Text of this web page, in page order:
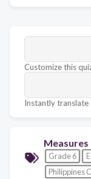
Customize this
Instantly translate
Grade 6
Philippines